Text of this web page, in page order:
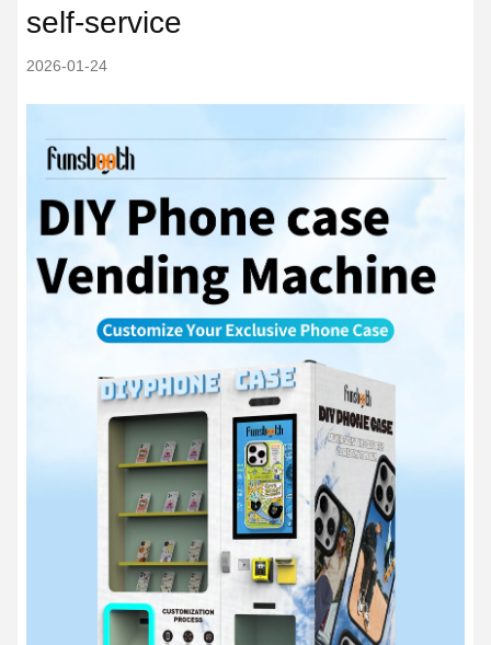
self-service
2026-01-24